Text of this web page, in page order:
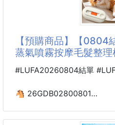
🏆日本主婦界瘋傳：羽絨外
【預購商品】【0804
蒸氣噴霧按摩毛髮整
#LUFA20260804結單
🐴 26GDB02800801